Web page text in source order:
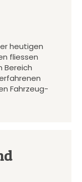
heutigen
fliessen
Bereich
Fahrzeug-